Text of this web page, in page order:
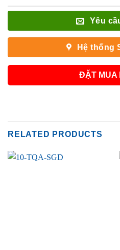
Yêu
Hệ thống
ĐẶT MUA
RELATED PRODUCTS